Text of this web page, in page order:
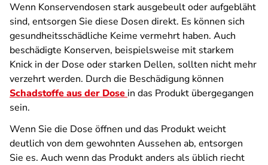
Wenn Konservendosen stark ausgebeult oder aufgebläht
sind, entsorgen Sie diese Dosen direkt. Es können sich
gesundheitsschädliche Keime vermehrt haben. Auch
beschädigte Konserven, beispielsweise mit starkem
Knick in der Dose oder starken Dellen, sollten nicht mehr
verzehrt werden. Durch die Beschädigung können
Schadstoffe aus der Dose in das Produkt übergegangen
sein.
Wenn Sie die Dose öffnen und das Produkt weicht
deutlich von dem gewohnten Aussehen ab, entsorgen
Sie es. Auch wenn das Produkt anders als üblich riecht